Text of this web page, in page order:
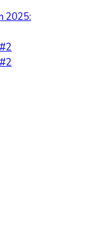
2025: